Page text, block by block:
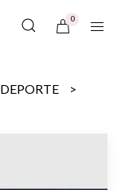
0
DEPORTE